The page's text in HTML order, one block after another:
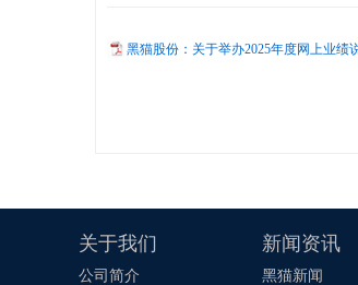
黑猫股份：关于举办2025年度网上业绩
关于我们
公司简介
新闻资讯
黑猫新闻